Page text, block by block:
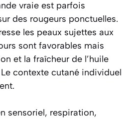
vraie est parfois
des rougeurs ponctuelles.
les peaux sujettes aux
sont favorables mais
et la fraîcheur de l’huile
contexte cutané individuel
sensoriel, respiration,